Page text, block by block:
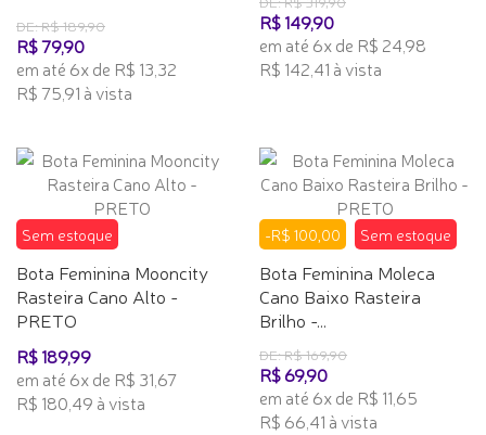
DE: R$ 189,90
R$ 79,90
em até 6x de R$ 13,32
R$ 75,91 à vista
R$ 149,90
em até 6x de R$ 24,98
R$ 142,41 à vista
Sem estoque
Bota Feminina Mooncity
Rasteira Cano Alto -
PRETO
R$ 189,99
em até 6x de R$ 31,67
R$ 180,49 à vista
-R$ 100,00 Sem estoque
Bota Feminina Moleca
Cano Baixo Rasteira
Brilho -...
DE: R$ 169,90
R$ 69,90
em até 6x de R$ 11,65
R$ 66,41 à vista